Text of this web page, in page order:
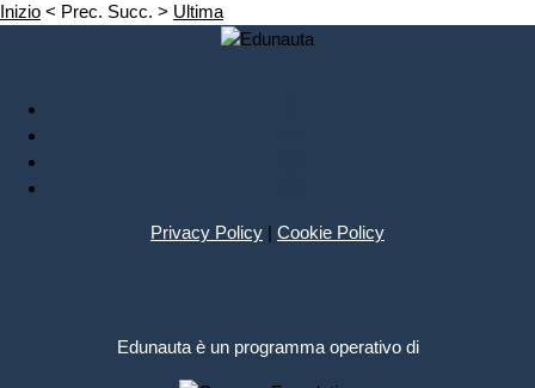
Inizio < Prec. Succ. > Ultima
Privacy Policy | Cookie Policy
Edunauta è un programma operativo di